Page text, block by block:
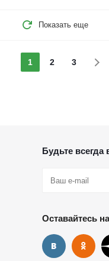
Показать еще
1 2 3
Будьте всегда
Оставайтесь